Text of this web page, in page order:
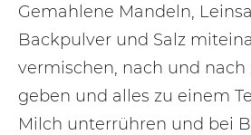
Gemahlene Mandeln,
Backpulver und Salz
vermischen, nach und nach
geben und alles zu einem
Milch unterrühren und bei